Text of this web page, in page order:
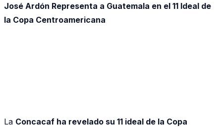
José Ardón Representa a Guatemala en el 11 Ideal de
la Copa Centroamericana
La Concacaf ha revelado su 11 ideal de la Copa